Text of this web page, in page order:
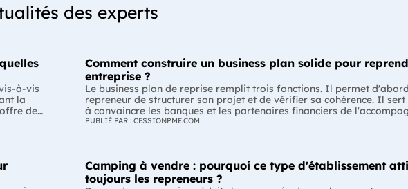
des experts
à-vis
la
de
?
ou la
varie
Comment construire un business plan solide pour
entreprise ?
Le business plan de reprise remplit trois fonctions. Il permet
repreneur de structurer son projet et de vérifier sa cohérence. Il sert
à convaincre les banques et les partenaires financiers de
Enfin, il peut constituer un support de discussion avec le cédant en lui
de dirigeant. C'est un document indispensable pour structurer votre
convaincre vos partenaires. À quoi sert vraiment un business plan de reprise
PUBLIÉ PAR : CESSIONPME.COM
Camping à vendre : pourquoi ce type d'établissement
toujours les repreneurs ?